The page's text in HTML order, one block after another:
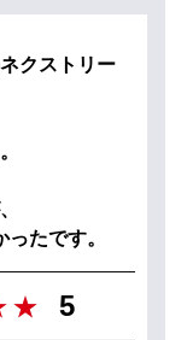
クストリー
たです。
5